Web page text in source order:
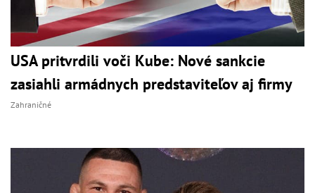
USA pritvrdili voči Kube: Nové sankcie
zasiahli armádnych predstaviteľov aj firmy
Zahraničné